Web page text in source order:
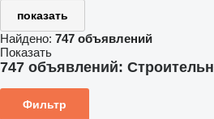
показать
Найдено: 747 объявлений
Показать
747 объявлений:
Фильтр